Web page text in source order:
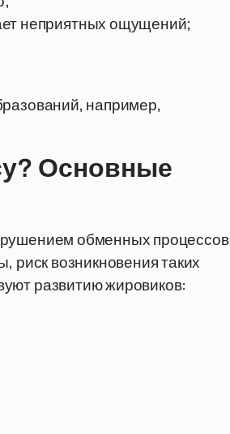
неприятных ощущений;
например,
Основные
обменных процессов
риск возникновения таких
развитию жировиков: